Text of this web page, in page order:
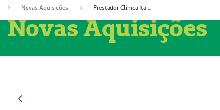
Novas Aquisições
Prestador Clínica Itaipú Ltda (51004348-2)
Novas Aquisições